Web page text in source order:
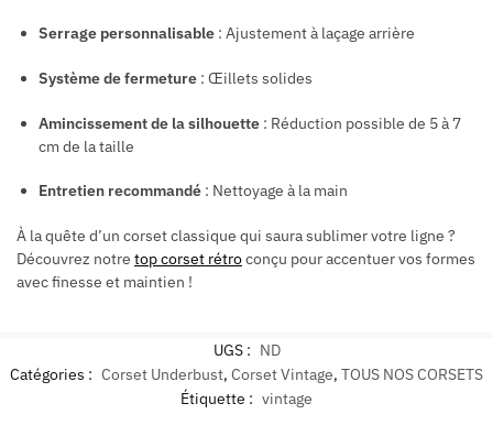
Serrage personnalisable : Ajustement à laçage arrière
Système de fermeture : Œillets solides
Amincissement de la silhouette : Réduction possible de 5 à 7
cm de la taille
Entretien recommandé : Nettoyage à la main
À la quête d’un corset classique qui saura sublimer votre ligne ?
Découvrez notre top corset rétroconçu pour accentuer vos formes
avec finesse et maintien !
UGS : ND
Catégories : Corset Underbust, Corset Vintage, TOUS NOS CORSETS
Étiquette : vintage